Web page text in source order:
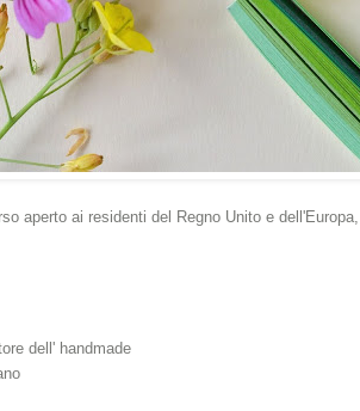
aperto ai residenti del Regno Unito e
dell' handmade